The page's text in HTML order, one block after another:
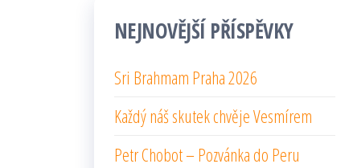
NEJNOVĚJŠÍ PŘÍSPĚVKY
Sri Brahmam Praha 2026
Každý náš skutek chvěje Vesmírem
Petr Chobot – Pozvánka do Peru